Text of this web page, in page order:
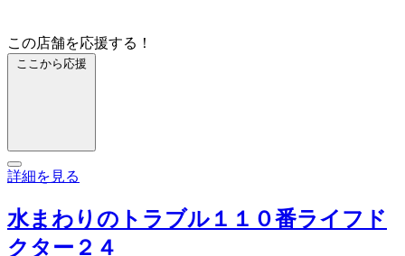
この店舗を応援する！
ここから応援
詳細を見る
水まわりのトラブル１１０番ライフド
クター２４